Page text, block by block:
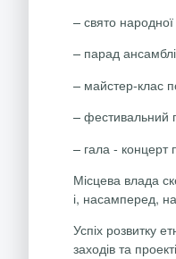
– свято
– парад
– майстер-клас
– фестивальний
– гала - концерт
Місцева влада
і, насамперед,
Успіх розвитку
заходів та